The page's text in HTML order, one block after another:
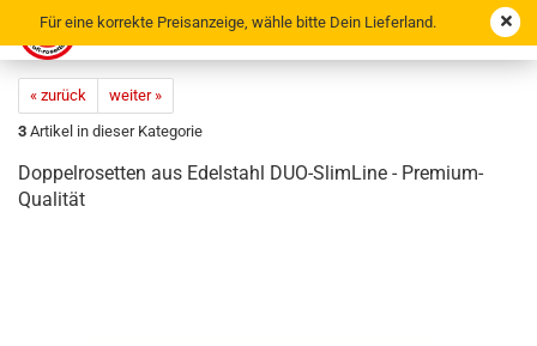
Für eine korrekte Preisanzeige, wähle bitte Dein Lieferland.
« zurück
weiter »
3 Artikel in dieser Kategorie
Dop­pel­ro­set­ten aus Edel­stahl DUO-​SlimLine - Premium-​
Qualität